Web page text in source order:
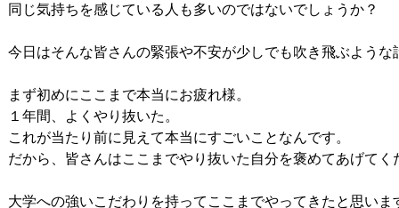
同じ気持ちを感じている人も多いのではないでしょうか？
今日はそんな皆さんの緊張や不安が少しでも吹き飛ぶような
まず初めにここまで本当にお疲れ様。
１年間、よくやり抜いた。
これが当たり前に見えて本当にすごいことなんです。
だから、皆さんはここまでやり抜いた自分を褒めてあげてく
大学への強いこだわりを持ってここまでやってきたと思い